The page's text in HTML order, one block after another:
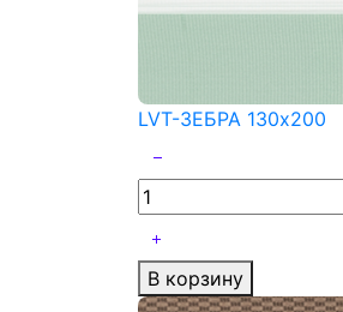
LVT-ЗЕБРА 130x200
В корзину